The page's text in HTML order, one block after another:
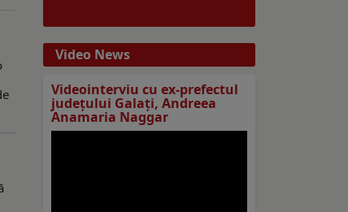
Video News
Videointerviu cu ex-prefectul
judeţului Galaţi, Andreea
Anamaria Naggar